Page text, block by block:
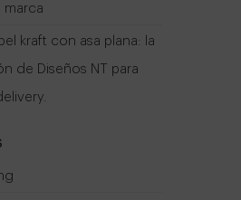
marca
kraft con asa plana: la
de Diseños NT para